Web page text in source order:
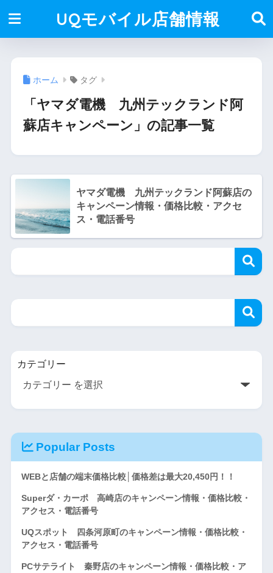
UQモバイル店舗情報
ホーム タグ
「ヤマダ電機 九州テックランド阿
蘇店キャンペーン」の記事一覧
ヤマダ電機 九州テックランド阿蘇店の
キャンペーン情報・価格比較・アクセ
ス・電話番号
カテゴリー
Popular Posts
WEBと店舗の端末価格比較│価格差は最大20,450円！！
Superダ・カーポ 高崎店のキャンペーン情報・価格比較・
アクセス・電話番号
UQスポット 四条河原町のキャンペーン情報・価格比較・
アクセス・電話番号
PCサテライト 秦野店のキャンペーン情報・価格比較・ア